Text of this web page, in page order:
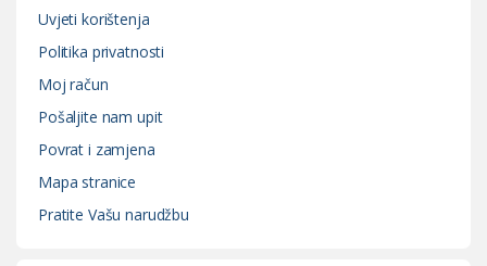
Uvjeti korištenja
Politika privatnosti
Moj račun
Pošaljite nam upit
Povrat i zamjena
Mapa stranice
Pratite Vašu narudžbu